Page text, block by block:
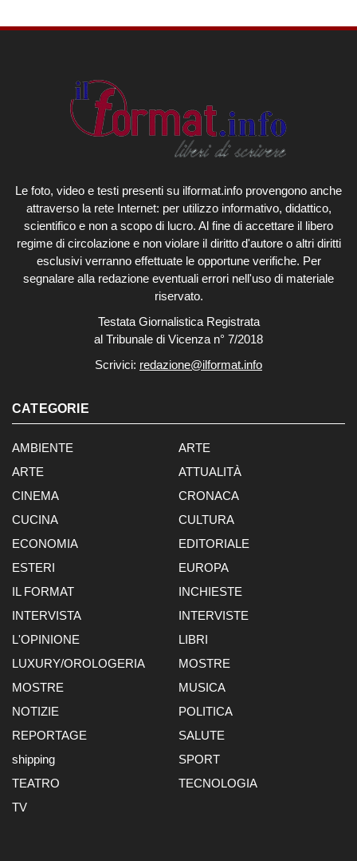
Le foto, video e testi presenti su ilformat.info provengono anche
attraverso la rete Internet: per utilizzo informativo, didattico,
scientifico e non a scopo di lucro. Al fine di accettare il libero
regime di circolazione e non violare il diritto d'autore o altri diritti
esclusivi verranno effettuate le opportune verifiche. Per
segnalare alla redazione eventuali errori nell'uso di materiale
riservato.
Testata Giornalistica Registrata
al Tribunale di Vicenza n° 7/2018
Scrivici: redazione@ilformat.info
CATEGORIE
AMBIENTE
ARTE
ARTE
ATTUALITÀ
CINEMA
CRONACA
CUCINA
CULTURA
ECONOMIA
EDITORIALE
ESTERI
EUROPA
IL FORMAT
INCHIESTE
INTERVISTA
INTERVISTE
L'OPINIONE
LIBRI
LUXURY/OROLOGERIA
MOSTRE
MOSTRE
MUSICA
NOTIZIE
POLITICA
REPORTAGE
SALUTE
shipping
SPORT
TEATRO
TECNOLOGIA
TV